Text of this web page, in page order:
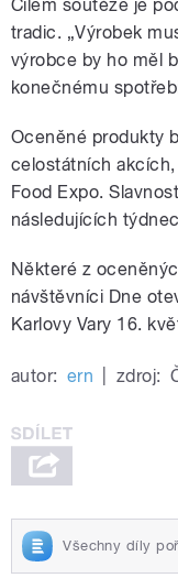
Cílem soutěže je
tradic. „Výrobek
výrobce by ho měl
konečnému
Oceněné produkty
celostátních
Food Expo.
následujících
Některé z
návštěvníci Dne
Karlovy Vary 16.
autor: ern zdroj:
Všechny díly